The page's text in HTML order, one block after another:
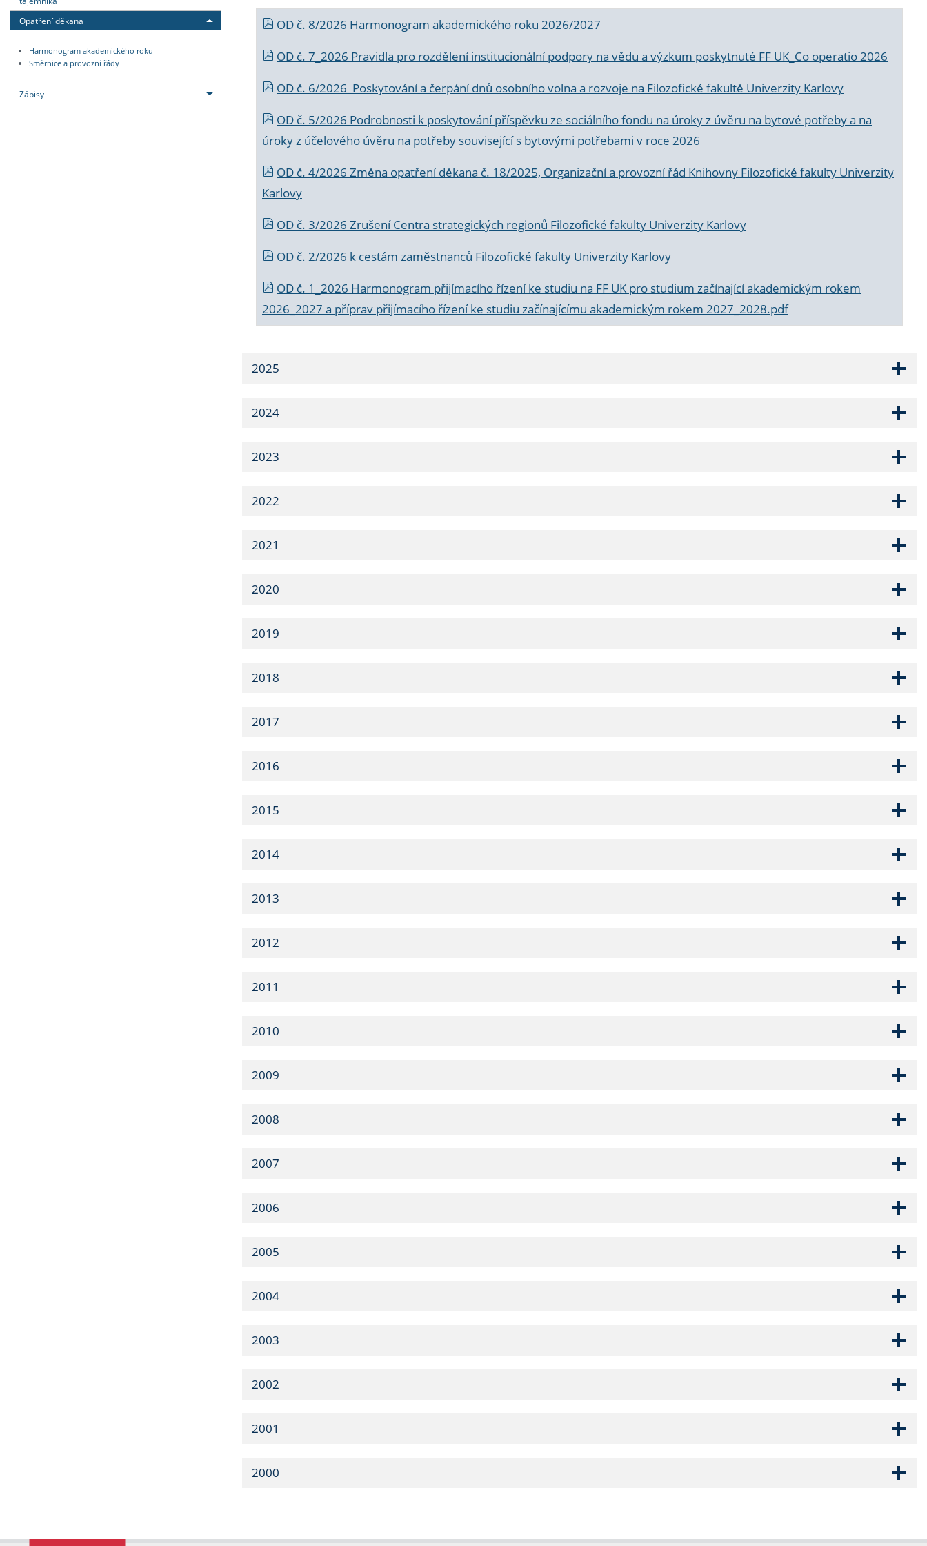
Opatření děkana
Harmonogram akademického roku
Směrnice a provozní řády
Zápisy
OD č. 8/2026 Harmonogram akademického roku 2026/2027
OD č. 7_2026 Pravidla pro rozdělení institucionální podpory na vědu a výzkum poskytnuté FF UK_Co operatio 2026
OD č. 6/2026 Poskytování a čerpání dnů osobního volna a rozvoje na Filozofické fakultě Univerzity Karlovy
OD č. 5/2026 Podrobnosti k poskytování příspěvku ze sociálního fondu na úroky z úvěru na bytové potřeby a na
úroky z účelového úvěru na potřeby související s bytovými potřebami v roce 2026
OD č. 4/2026 Změna opatření děkana č. 18/2025, Organizační a provozní řád Knihovny Filozofické fakulty Univerzity
Karlovy
OD č. 3/2026 Zrušení Centra strategických regionů Filozofické fakulty Univerzity Karlovy
OD č. 2/2026 k cestám zaměstnanců Filozofické fakulty Univerzity Karlovy
OD č. 1_2026 Harmonogram přijímacího řízení ke studiu na FF UK pro studium začínající akademickým rokem
2026_2027 a příprav přijímacího řízení ke studiu začínajícímu akademickým rokem 2027_2028.pdf
2025
2024
2023
2022
2021
2020
2019
2018
2017
2016
2015
2014
2013
2012
2011
2010
2009
2008
2007
2006
2005
2004
2003
2002
2001
2000